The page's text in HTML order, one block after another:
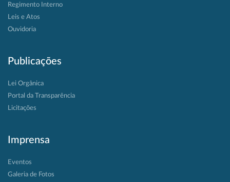
Regimento Interno
Leis e Atos
Ouvidoria
Publicações
Lei Orgânica
Portal da Transparência
Licitações
Imprensa
Eventos
Galeria de Fotos